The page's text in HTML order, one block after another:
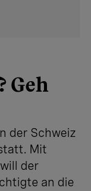
Geh
der Schweiz
Mit
der
an die